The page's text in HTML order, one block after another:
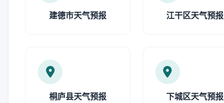
建德市天气预报 江干区天气预报
桐庐县天气预报 下城区天气预报